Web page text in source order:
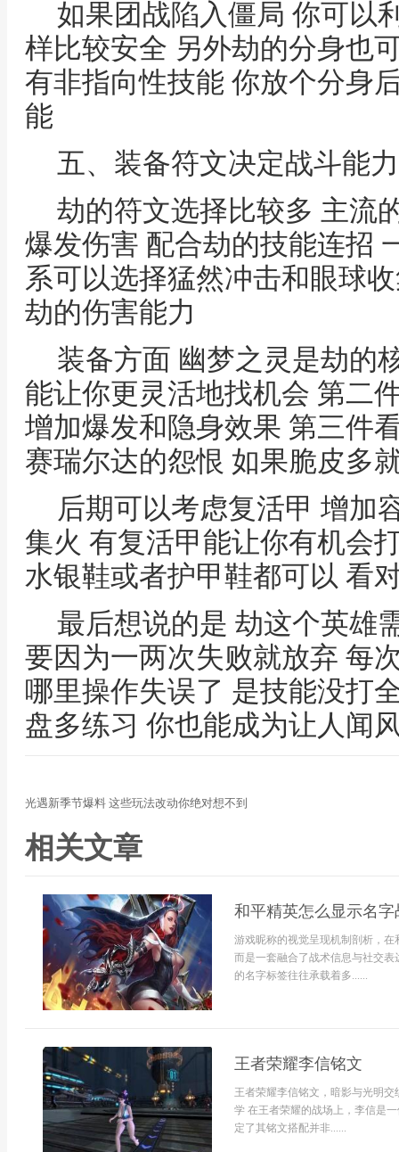
如果团战陷入僵局 你可以
样比较安全 另外劫的分身也
有非指向性技能 你放个分身
能
五、装备符文决定战斗能力
劫的符文选择比较多 主流
爆发伤害 配合劫的技能连招
系可以选择猛然冲击和眼球
劫的伤害能力
装备方面 幽梦之灵是劫的
能让你更灵活地找机会 第二
增加爆发和隐身效果 第三件
赛瑞尔达的怨恨 如果脆皮多
后期可以考虑复活甲 增加
集火 有复活甲能让你有机会
水银鞋或者护甲鞋都可以 看
最后想说的是 劫这个英雄
要因为一两次失败就放弃 每
哪里操作失误了 是技能没打
盘多练习 你也能成为让人闻
光遇新季节爆料 这些玩法改动你绝对想不到
相关文章
和平精英怎么显示名
游戏昵称的视觉呈现机制剖析，
而是一套融合了战术信息与社交
的名字标签往往承载着多......
王者荣耀李信铭文
王者荣耀李信铭文，暗影与光明
学 在王者荣耀的战场上，李信是
定了其铭文搭配并非......